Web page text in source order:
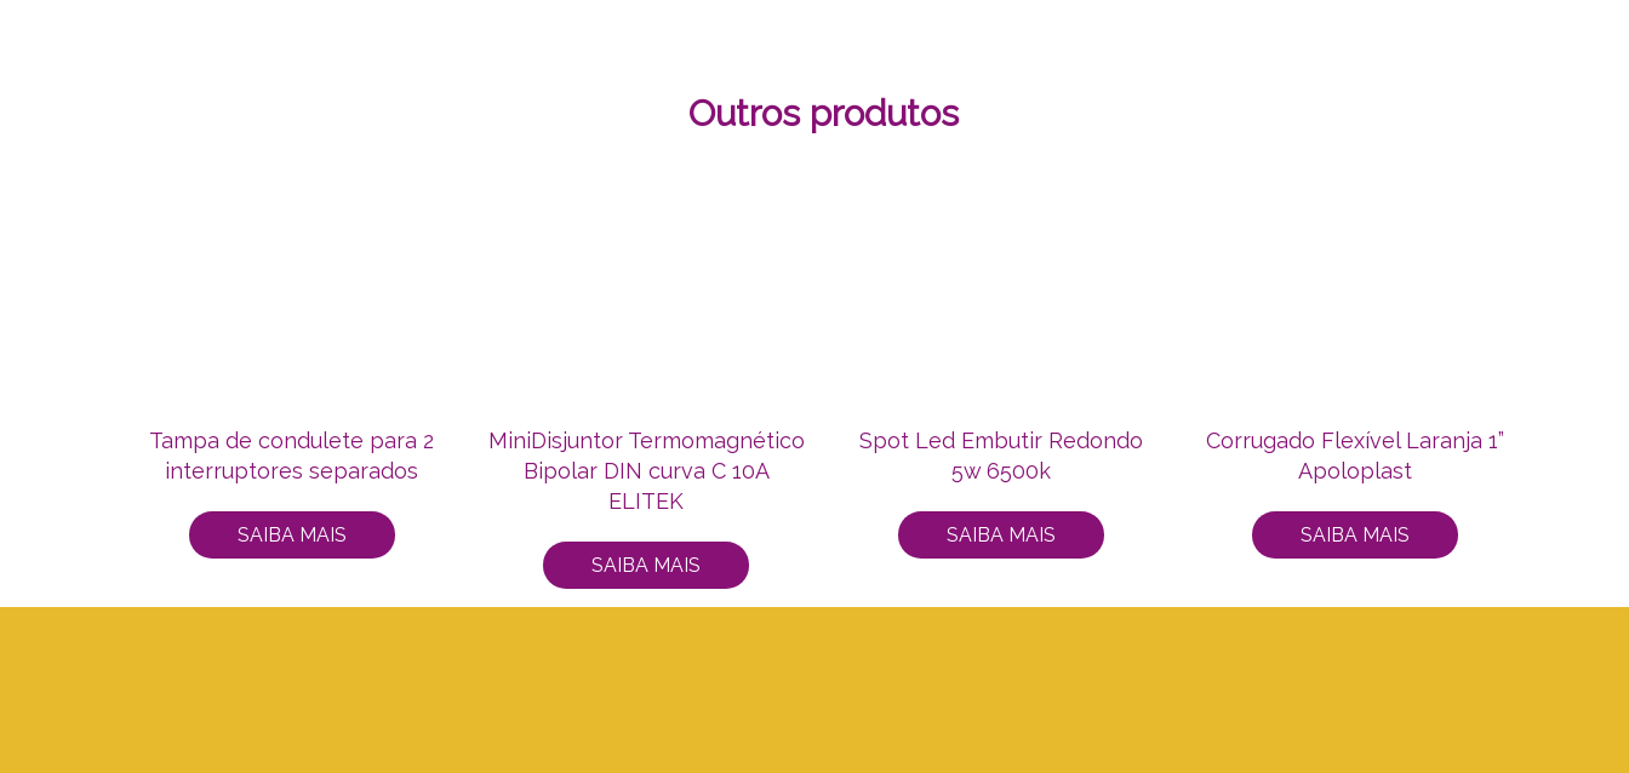
Outros produtos
Tampa de condulete para 2
interruptores separados
SAIBA MAIS
MiniDisjuntor Termomagnético
Bipolar DIN curva C 10A
ELITEK
SAIBA MAIS
Spot Led Embutir Redondo
5w 6500k
SAIBA MAIS
Corrugado Flexível Laranja 1”
Apoloplast
SAIBA MAIS